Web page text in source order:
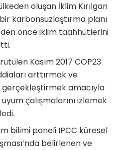
oluşan İklim Kırılgan
karbonsuzlaştırma planı
önce iklim taahhütlerini
Kasım 2017 COP23
arttırmak ve
gerçekleştirmek amacıyla
çalışmalarını izlemek
bilimi paneli IPCC küresel
belirlenen ve